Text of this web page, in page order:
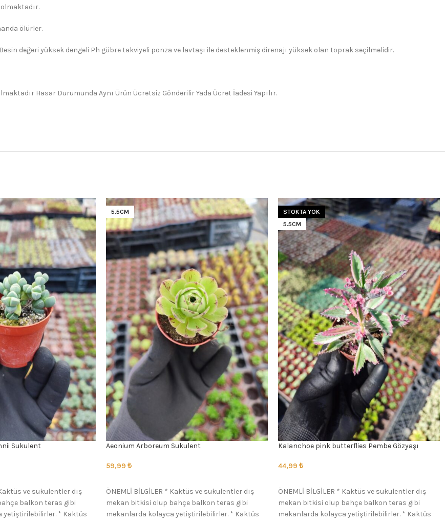
ölürler.
değeri yüksek dengeli Ph gübre takviyeli ponza ve lavtaşı ile desteklenmiş direnajı yüksek olan toprak seçilmelidir.
Hasar Durumunda Aynı Ürün Ücretsiz Gönderilir Yada Ücret İadesi Yapılır.
Sukulent
ve sukulentler dış
balkon teras gibi
yetiştirilebilirler. * Kaktüs
5.5CM
Aeonium Arboreum Sukulent
59,99 ₺
ÖNEMLİ BİLGİLER * Kaktüs ve sukulentler dış
mekan bitkisi olup bahçe balkon teras gibi
mekanlarda kolayca yetiştirilebilirler. * Kaktüs
STOKTA YOK
5.5CM
Kalanchoe pink butterflies Pembe Gözyaşı
44,99 ₺
ÖNEMLİ BİLGİLER * Kaktüs ve sukulentler dış
mekan bitkisi olup bahçe balkon teras gibi
mekanlarda kolayca yetiştirilebilirler. * Kaktüs